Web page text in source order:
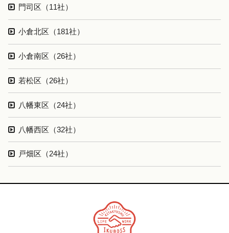
門司区（11社）
小倉北区（181社）
小倉南区（26社）
若松区（26社）
八幡東区（24社）
八幡西区（32社）
戸畑区（24社）